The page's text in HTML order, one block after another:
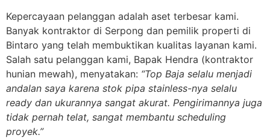
Kepercayaan pelanggan adalah aset terbesar kami.
Banyak kontraktor di Serpong dan pemilik properti di
Bintaro yang telah membuktikan kualitas layanan kami.
Salah satu pelanggan kami, Bapak Hendra (kontraktor
hunian mewah), menyatakan: “Top Baja selalu menjadi
andalan saya karena stok pipa stainless-nya selalu
ready dan ukurannya sangat akurat. Pengirimannya juga
tidak pernah telat, sangat membantu scheduling
proyek.”